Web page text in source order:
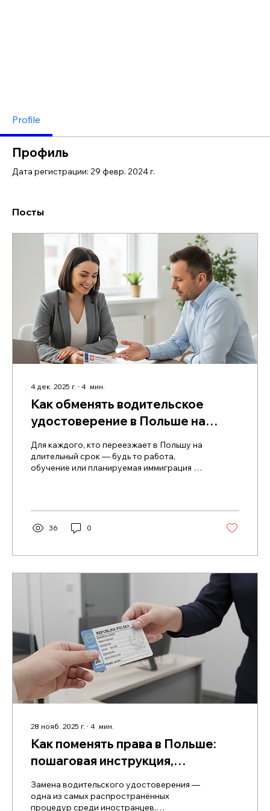
Profile
Профиль
Дата регистрации: 29 февр. 2024 г.
Посты
4 дек. 2025 г. ∙ 4 мин.
Как обменять водительское
удостоверение в Польше на
процесса
Для каждого, кто переезжает в Польшу на
длительный срок — будь то работа,
обучение или планируемая иммиграция —
полученные в стране происхождения, то в
большинстве случаев вы сможете
обменять их на польские, чтобы свободно
средствами в ЕС. Разберём подробно, как
проходит процедура, что потребуется,
какие сроки и подводные камни
существуют.
36 0
28 нояб. 2025 г. ∙ 4 мин.
Как поменять права в Польше:
пошаговая инструкция,
нюансы
Замена водительского удостоверения —
одна из самых распространённых
процедур среди иностранцев,